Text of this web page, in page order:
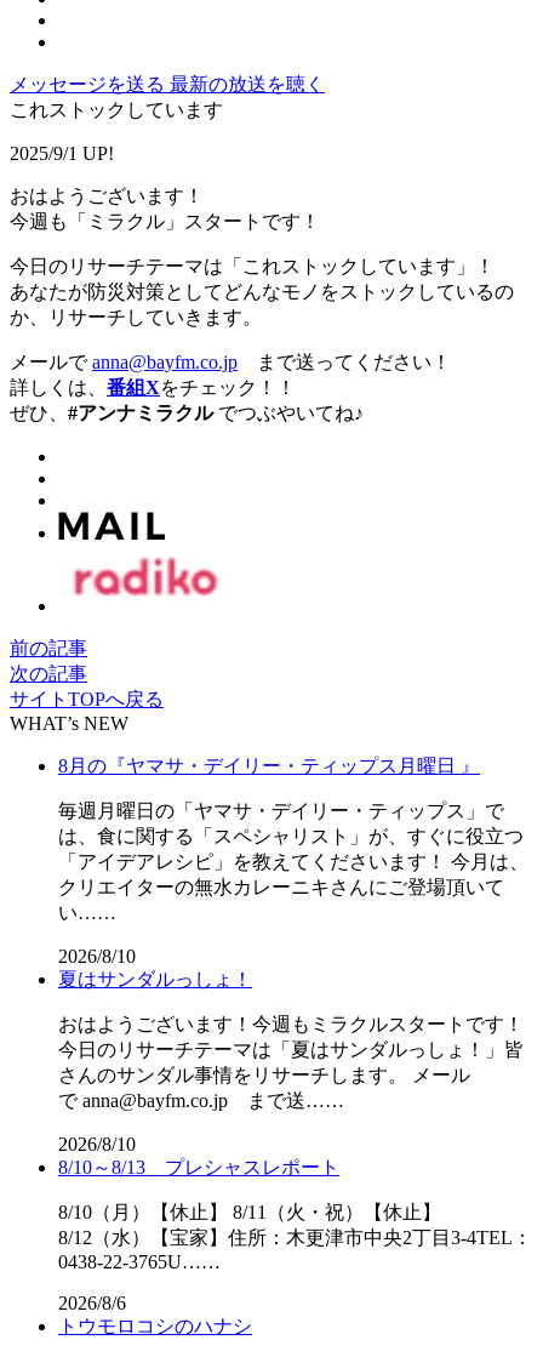
メッセージを送る 最新の放送を聴く
これストックしています
2025/9/1 UP!
おはようございます！
今週も「ミラクル」スタートです！
今日のリサーチテーマは「これストックしています」！
あなたが防災対策としてどんなモノをストックしているの
か、リサーチしていきます。
メールでanna@bayfm.co.jp まで送ってください！
詳しくは、 番組Xをチェック！！
ぜひ、 #アンナミラクルでつぶやいてね♪
前の記事
次の記事
サイトTOPへ戻る
WHAT’s NEW
8月の『ヤマサ・デイリー・ティップス月曜日 』
毎週月曜日の「ヤマサ・デイリー・ティップス」で
は、食に関する「スペシャリスト」が、すぐに役立つ
「アイデアレシピ」を教えてくださいます！ 今月は、
クリエイターの無水カレーニキさんにご登場頂いて
い……
2026/8/10
夏はサンダルっしょ！
おはようございます！今週もミラクルスタートです！
今日のリサーチテーマは「夏はサンダルっしょ！」皆
さんのサンダル事情をリサーチします。 メール
で anna@bayfm.co.jp まで送……
2026/8/10
8/10～8/13 プレシャスレポート
8/10（月）【休止】 8/11（火・祝）【休止】
8/12（水）【宝家】住所：木更津市中央2丁目3-4TEL：
0438-22-3765U……
2026/8/6
トウモロコシのハナシ